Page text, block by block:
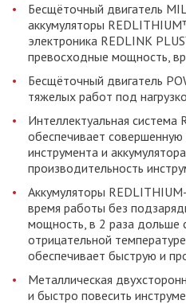
Бесщёточный двигатель
аккумуляторы
электроника REDLINK
превосходные мощность,
Бесщёточный двигатель
тяжелых работ под
Интеллектуальная
обеспечивает совершенную
инструмента и
производительность
Аккумуляторы
время работы без
мощность, в 2 раза дольше
отрицательной
обеспечивает быструю и
Металлическая
и быстро повесить